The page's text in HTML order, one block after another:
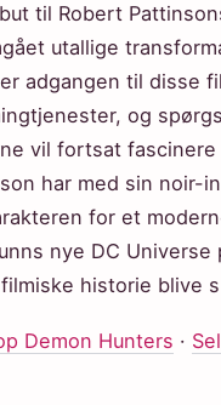
til Robert
utallige
adgangen til disse
og
vil fortsat
har med sin noir-
for et
nye DC Universe
historie blive
Demon Hunters ·